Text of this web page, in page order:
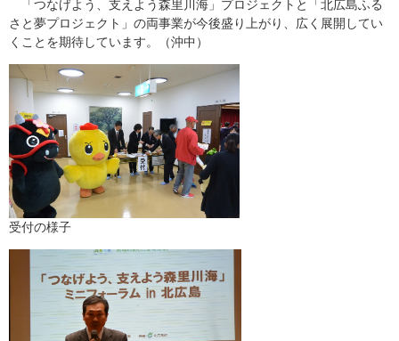
「つなげよう、支えよう森里川海」プロジェクトと「北広島ふる
さと夢プロジェクト」の両事業が今後盛り上がり、広く展開してい
くことを期待しています。（沖中）
受付の様子